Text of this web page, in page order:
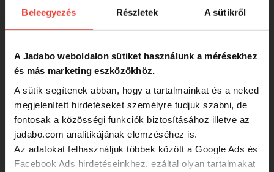
Beleegyezés Részletek A sütikről
A Jadabo weboldalon sütiket használunk a mérésekhez
és más marketing eszközökhöz.
A sütik segítenek abban, hogy a tartalmainkat és a neked
megjelenített hirdetéseket személyre tudjuk szabni, de
fontosak a közösségi funkciók biztosításához illetve az
jadabo.com analitikájának elemzéséhez is.
Az adatokat felhasználjuk többek között a Google Ads és
Facebook Ads hirdetéseinkhez, ezáltal olyan tartalmakat
By Döme TF Method Power 10db/cs.
12-es horog
874 Ft
By Döme TF Power Carp 10db/cs. 12-
es horog
874 Ft